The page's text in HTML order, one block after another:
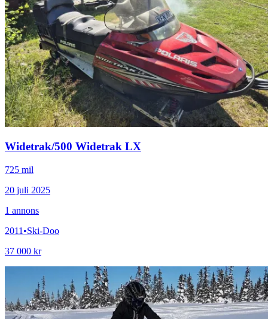
Widetrak/500 Widetrak LX
725 mil
20 juli 2025
1 annons
2011 •Ski-Doo
37 000 kr